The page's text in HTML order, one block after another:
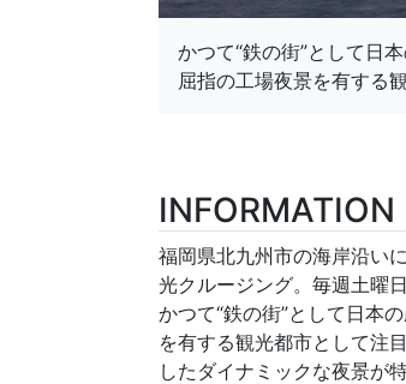
かつて“鉄の街”として日
屈指の工場夜景を有する
INFORMATION
福岡県北九州市の海岸沿い
光クルージング。毎週土曜
かつて“鉄の街”として日本
を有する観光都市として注
したダイナミックな夜景が